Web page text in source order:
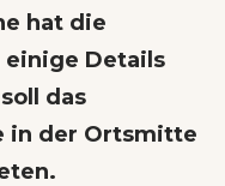
hat die
Details
das
in der Ortsmitte